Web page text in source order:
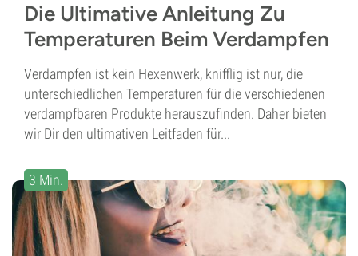
Die Ultimative Anleitung Zu
Temperaturen Beim Verdampfen
Verdampfen ist kein Hexenwerk, knifflig ist nur, die
unterschiedlichen Temperaturen für die verschiedenen
verdampfbaren Produkte herauszufinden. Daher bieten
wir Dir den ultimativen Leitfaden für...
3 Min.